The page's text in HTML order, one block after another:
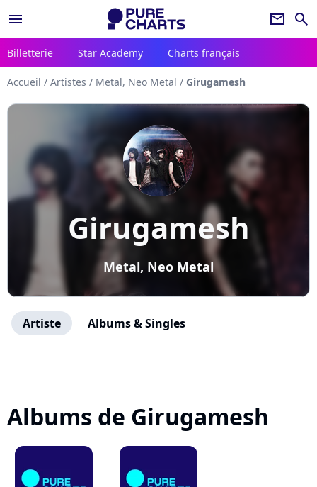
menu newsletter search
Billetterie Star Academy Charts français
Accueil / Artistes / Metal, Neo Metal / Girugamesh
Girugamesh
Metal, Neo Metal
Artiste Albums & Singles
Albums de Girugamesh